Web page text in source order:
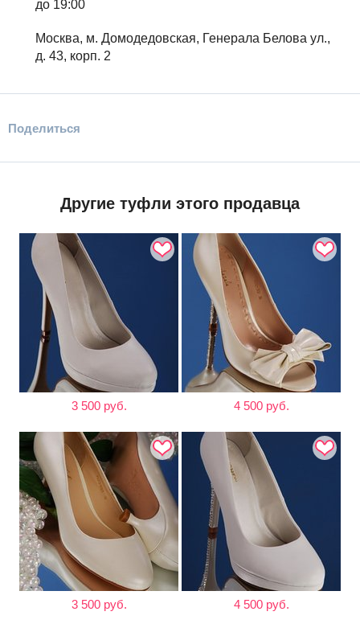
до 19:00
Москва, м. Домодедовская, Генерала Белова ул.,
д. 43, корп. 2
Поделиться
Другие туфли этого продавца
3 500 руб. 4 500 руб.
3 500 руб. 4 500 руб.